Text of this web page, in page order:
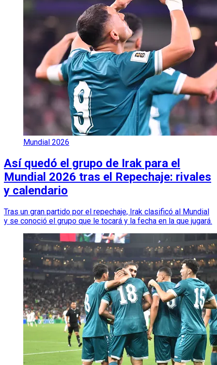
Mundial 2026
Así quedó el grupo de Irak para el
Mundial 2026 tras el Repechaje: rivales
y calendario
Tras un gran partido por el repechaje, Irak clasificó al Mundial
y se conoció el grupo que le tocará y la fecha en la que jugará.